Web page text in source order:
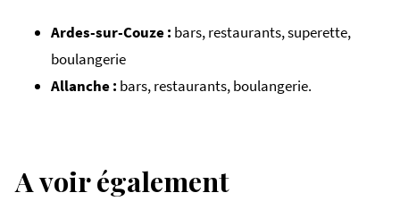
Ardes-sur-Couze : bars, restaurants, superette,
boulangerie
Allanche : bars, restaurants, boulangerie.
A voir également
Le Cézallier